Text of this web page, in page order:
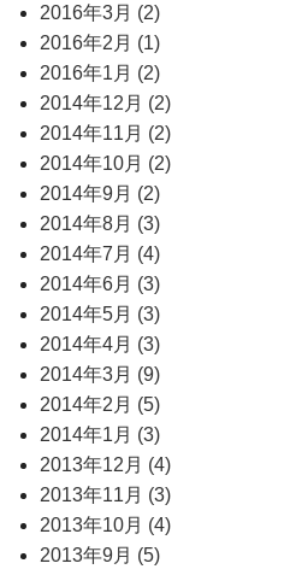
2016年3月 (2)
2016年2月 (1)
2016年1月 (2)
2014年12月 (2)
2014年11月 (2)
2014年10月 (2)
2014年9月 (2)
2014年8月 (3)
2014年7月 (4)
2014年6月 (3)
2014年5月 (3)
2014年4月 (3)
2014年3月 (9)
2014年2月 (5)
2014年1月 (3)
2013年12月 (4)
2013年11月 (3)
2013年10月 (4)
2013年9月 (5)